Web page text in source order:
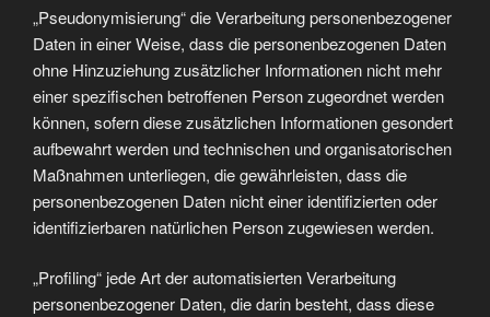
„Pseudonymisierung“ die Verarbeitung personenbezogener
Daten in einer Weise, dass die personenbezogenen Daten
ohne Hinzuziehung zusätzlicher Informationen nicht mehr
einer spezifischen betroffenen Person zugeordnet werden
können, sofern diese zusätzlichen Informationen gesondert
aufbewahrt werden und technischen und organisatorischen
Maßnahmen unterliegen, die gewährleisten, dass die
personenbezogenen Daten nicht einer identifizierten oder
identifizierbaren natürlichen Person zugewiesen werden.
„Profiling“ jede Art der automatisierten Verarbeitung
personenbezogener Daten, die darin besteht, dass diese